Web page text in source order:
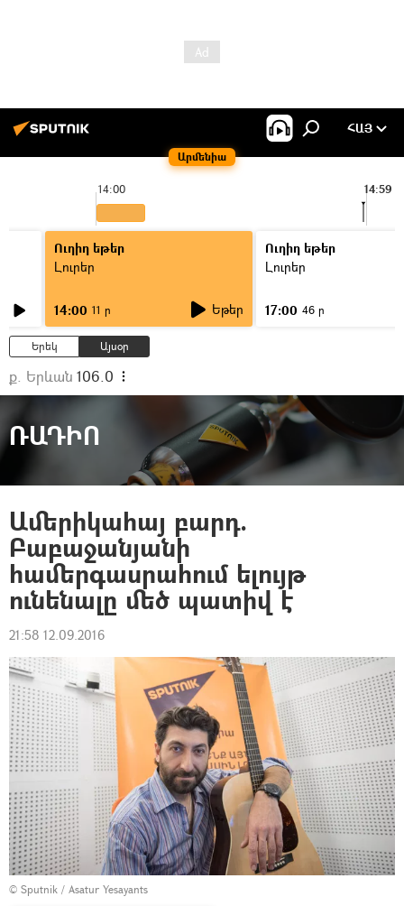
Արմենիա
ՀԱՅ
14:00 14:59
Ուղիղ եթեր
Լուրեր
14:00 11 ր Եթեր
Ուղիղ եթեր
Լուրեր
17:00 46 ր
Երեկ Այսօր
ք. Երևան 106.0
ՌԱԴԻՈ
Ամերիկահայ բարդ.
Բաբաջանյանի
համերգասրահում ելույթ
ունենալը մեծ պատիվ է
21:58 12.09.2016
© Sputnik / Asatur Yesayants